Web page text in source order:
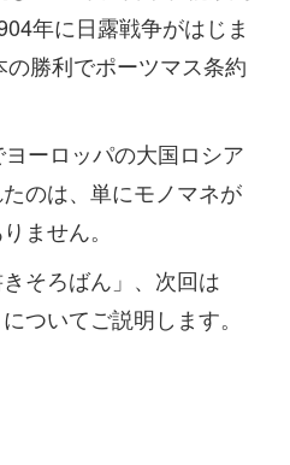
年に日露戦争がはじま
勝利でポーツマス条約
ーロッパの大国ロシア
のは、単にモノマネが
ません。
そろばん」、次回は
ついてご説明します。